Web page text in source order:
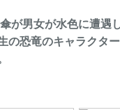
が男女が水色に遭遇
の恐竜のキャラクタ